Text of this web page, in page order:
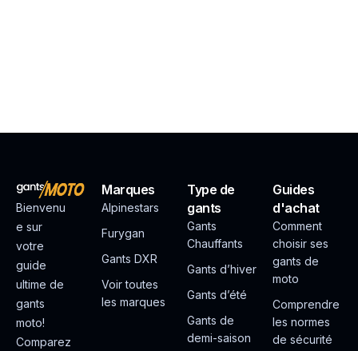
Bienvenu
e sur
votre
guide
ultime de
gants
moto!
Comparez
Marques
Alpinestars
Furygan
Gants DXR
Voir toutes
les marques
Type de
gants
Gants
Chauffants
Gants d’hiver
Gants d’été
Gants de
demi-saison
Guides
d'achat
Comment
choisir ses
gants de
moto
Comprendre
les normes
de sécurité